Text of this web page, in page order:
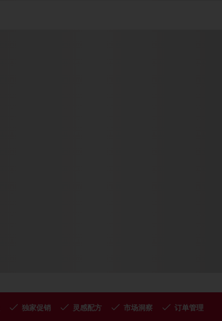
独家促销 灵感配方 市场洞察 订单管理